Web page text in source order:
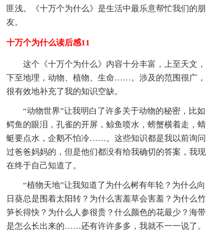
匪浅。《十万个为什么》是生活中最乐意帮忙我们的朋
友。
十万个为什么读后感11
这个《十万个为什么》内容十分丰富，上至天文，
下至地理，动物、植物、生命……。涉及的范围很广，
很有效地补充了我的知识空缺。
“动物世界”让我明白了许多关于动物的秘密，比如
鳄鱼的眼泪，孔雀的开屏，鲸鱼喷水，螃蟹横着走，蜻
蜓要点水，企鹅不怕冷……。这些知识都是我以前询问
过爸爸妈妈的，但是他们都没有给我确切的答案，我现
在终于自己知道了。
“植物天地”让我知道了为什么树有年轮？为什么向
日葵总是围着太阳转？为什么害羞草会害羞？为什么竹
笋长得快？为什么人参很贵？什么颜色的花最少？海带
是怎么长出来的……还有许许多多，我就不一一说了。